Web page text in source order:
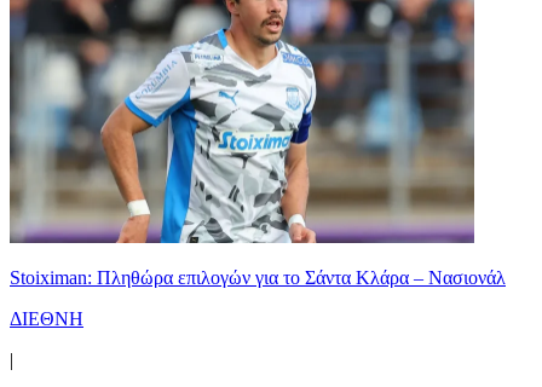
Stoiximan: Πληθώρα επιλογών για το Σάντα Κλάρα – Νασιονάλ
ΔΙΕΘΝΗ
|